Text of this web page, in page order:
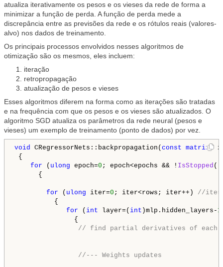
atualiza iterativamente os pesos e os vieses da rede de forma a
minimizar a função de perda. A função de perda mede a
discrepância entre as previsões da rede e os rótulos reais (valores-
alvo) nos dados de treinamento.
Os principais processos envolvidos nesses algoritmos de
otimização são os mesmos, eles incluem:
iteração
retropropagação
atualização de pesos e vieses
Esses algoritmos diferem na forma como as iterações são tratadas
e na frequência com que os pesos e os vieses são atualizados. O
algoritmo SGD atualiza os parâmetros da rede neural (pesos e
vieses) um exemplo de treinamento (ponto de dados) por vez.
void CRegressorNets::backpropagation( const matrix&
{
for ( ulong epoch=0 ; epoch<epochs && ! IsStopped
{
for ( ulong iter=0 ; iter<rows; iter++) //
{
for ( int layer=( int )mlp.hidden_layers- 1
{
// find partial derivatives of each
//--- Weights updates